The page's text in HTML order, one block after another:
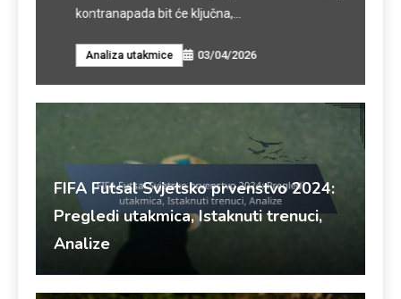
kontranapada bit će ključna,…
Analiza utakmice 03/04/2026
FIFA Futsal Svjetsko prvenstvo 2024:
Pregledi utakmica, Istaknuti trenuci,
Analize
Analiza utakmice Marco Valente 06/04/2026